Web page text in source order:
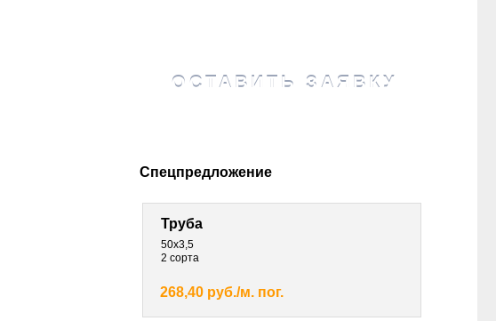
ОСТАВИТЬ ЗАЯВКУ
Спецпредложение
Труба
50х3,5
2 сорта
268,40 руб./м. пог.